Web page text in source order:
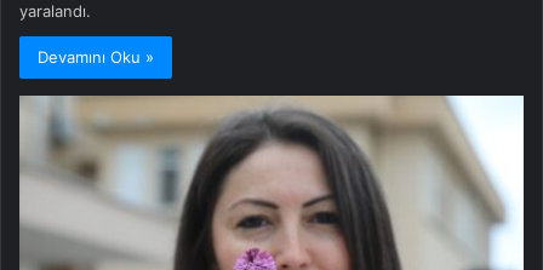
yaralandı.
Devamını Oku »